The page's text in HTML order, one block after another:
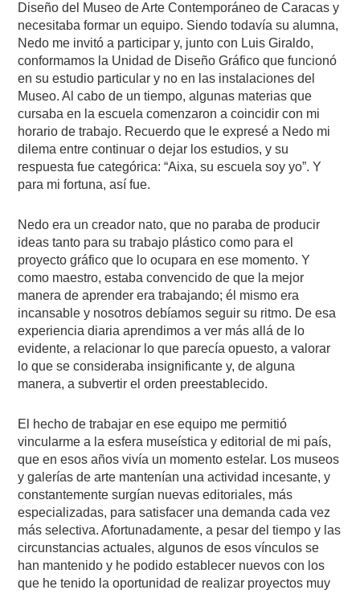
Diseño del Museo de Arte Contemporáneo de Caracas y
necesitaba formar un equipo. Siendo todavía su alumna,
Nedo me invitó a participar y, junto con Luis Giraldo,
conformamos la Unidad de Diseño Gráfico que funcionó
en su estudio particular y no en las instalaciones del
Museo. Al cabo de un tiempo, algunas materias que
cursaba en la escuela comenzaron a coincidir con mi
horario de trabajo. Recuerdo que le expresé a Nedo mi
dilema entre continuar o dejar los estudios, y su
respuesta fue categórica: “Aixa, su escuela soy yo”. Y
para mi fortuna, así fue.
Nedo era un creador nato, que no paraba de producir
ideas tanto para su trabajo plástico como para el
proyecto gráfico que lo ocupara en ese momento. Y
como maestro, estaba convencido de que la mejor
manera de aprender era trabajando; él mismo era
incansable y nosotros debíamos seguir su ritmo. De esa
experiencia diaria aprendimos a ver más allá de lo
evidente, a relacionar lo que parecía opuesto, a valorar
lo que se consideraba insignificante y, de alguna
manera, a subvertir el orden preestablecido.
El hecho de trabajar en ese equipo me permitió
vincularme a la esfera museística y editorial de mi país,
que en esos años vivía un momento estelar. Los museos
y galerías de arte mantenían una actividad incesante, y
constantemente surgían nuevas editoriales, más
especializadas, para satisfacer una demanda cada vez
más selectiva. Afortunadamente, a pesar del tiempo y las
circunstancias actuales, algunos de esos vínculos se
han mantenido y he podido establecer nuevos con los
que he tenido la oportunidad de realizar proyectos muy